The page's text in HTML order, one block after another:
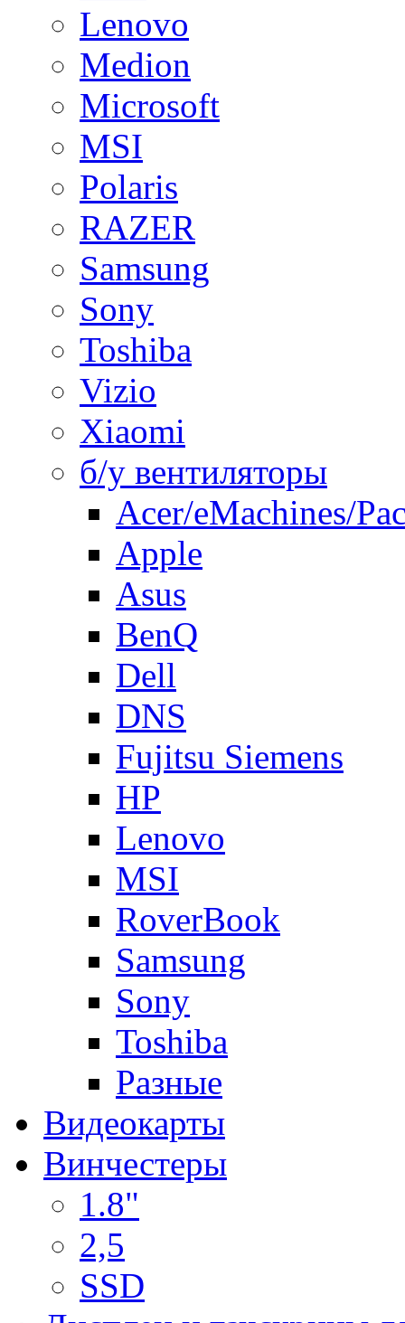
Lenovo
Medion
Microsoft
MSI
Polaris
RAZER
Samsung
Sony
Toshiba
Vizio
Xiaomi
б/у вентиляторы
Acer/eMachines/
Apple
Asus
BenQ
Dell
DNS
Fujitsu Siemens
HP
Lenovo
MSI
RoverBook
Samsung
Sony
Toshiba
Разные
Видеокарты
Винчестеры
1.8"
2,5
SSD